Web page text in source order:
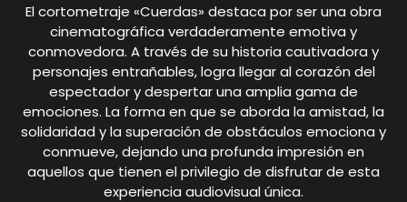
El cortometraje «Cuerdas» destaca por ser una obra
cinematográfica verdaderamente emotiva y
conmovedora. A través de su historia cautivadora y
personajes entrañables, logra llegar al corazón del
espectador y despertar una amplia gama de
emociones. La forma en que se aborda la amistad, la
solidaridad y la superación de obstáculos emociona y
conmueve, dejando una profunda impresión en
aquellos que tienen el privilegio de disfrutar de esta
experiencia audiovisual única.